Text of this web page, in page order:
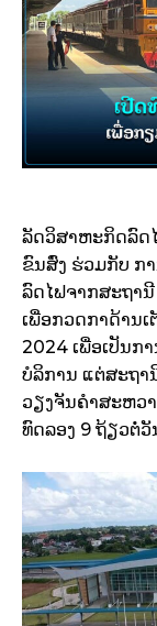
ລັດວິສາຫະກິດລົດ
ຂົນສົ່ງ ຮ່ວມກັບ ກ
ລົດໄຟຈາກສະຖາ
ເພື່ອກວດກາດ້ານ
2024 ເພື່ອເປັນກ
ບໍລິການ ແຕ່ສະຖາ
ວຽງຈັນຄໍາສະຫວ
ທົດລອງ 9 ຖ້ຽວຕໍ່ວັ